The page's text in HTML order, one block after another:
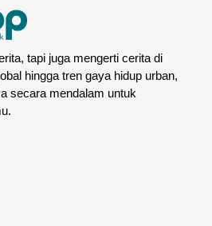
tapi juga mengerti cerita di
hingga tren gaya hidup urban,
secara mendalam untuk